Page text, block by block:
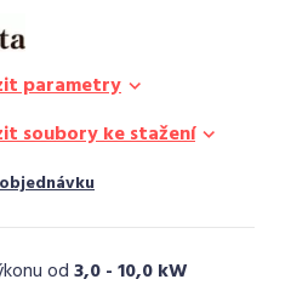
parametry
soubory ke stažení
od3,0 - 10,0 kW